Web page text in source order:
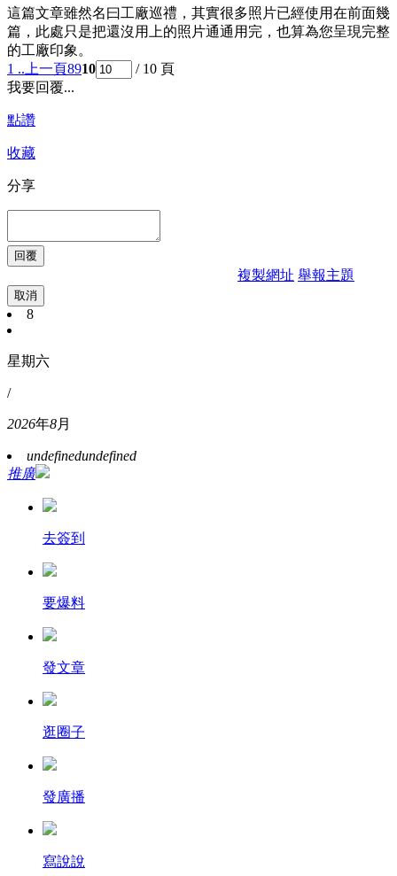
這篇文章雖然名曰工廠巡禮，其實很多照片已經使用在前面幾
篇，此處只是把還沒用上的照片通通用完，也算為您呈現完整
的工廠印象。
1 .. 上一頁8910
/ 10 頁
我要回覆...
點讚
收藏
分享
複製網址 舉報主題
取消
8
星期六
/
2026年8月
undefinedundefined
推廣
去簽到
要爆料
發文章
逛圈子
發廣播
寫說說